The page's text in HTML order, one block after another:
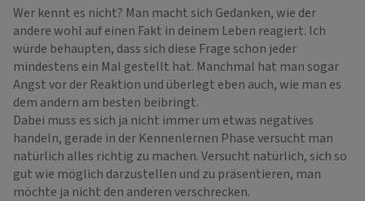
Wer kennt es nicht? Man macht sich Gedanken, wie der
andere wohl auf einen Fakt in deinem Leben reagiert. Ich
würde behaupten, dass sich diese Frage schon jeder
mindestens ein Mal gestellt hat. Manchmal hat man sogar
Angst vor der Reaktion und überlegt eben auch, wie man es
dem andern am besten beibringt.
Dabei muss es sich ja nicht immer um etwas negatives
handeln, gerade in der Kennenlernen Phase versucht man
natürlich alles richtig zu machen. Versucht natürlich, sich so
gut wie möglich darzustellen und zu präsentieren, man
möchte ja nicht den anderen verschrecken.